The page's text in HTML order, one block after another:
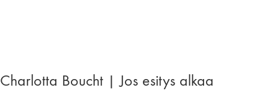
Charlotta Boucht | Jos esitys alkaa